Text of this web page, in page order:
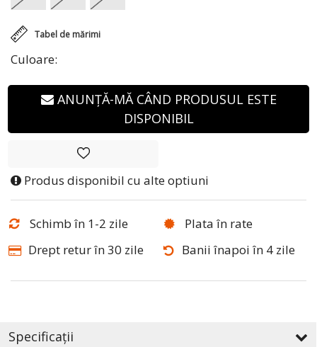
Culoare:
Tabel de mărimi
ANUNȚĂ-MĂ CÂND PRODUSUL ESTE
DISPONIBIL
Produs disponibil cu alte optiuni
Schimb în 1-2 zile
Plata în rate
Drept retur în 30 zile
Banii înapoi în 4 zile
Specificații